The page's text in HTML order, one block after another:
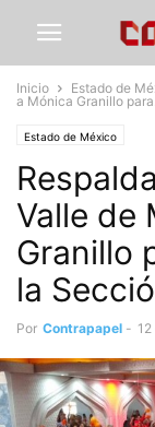
Inicio Estado de
a Mónica Granillo
Estado de México
Valle de
Granillo
la
Por Contrapapel -